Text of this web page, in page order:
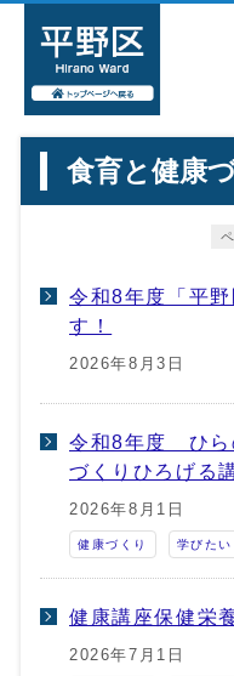
食育と健康
令和8年度「平
す！
2026年8月3日
令和8年度 ひら
づくりひろげる
2026年8月1日
健康づくり 学びたい
健康講座保健栄
2026年7月1日